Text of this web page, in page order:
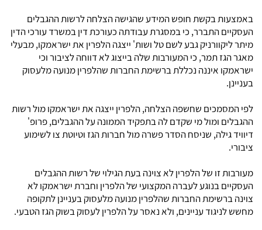
באמצעות בקשת חופש המידע שהגישה הצלחה לרשות ההגבלים
העסקיים התברר, כי במסגרת עבודתה כעורכת דין במשרד עורכי הדין
מיתר ליקוורניק גבע לשם טל ושות' ייצגה הלפרין את ישראמקו, מבעלי
מאגר הגז תמר, כי המעורבות שלה בייצוג לא דווחה לציבור וכי
ישראמקו איננה נכללת ברשימת החברות שהלפרין מנועה מלעסוק
בעניינן.
לפי המסמכים שחשפה הצלחה, הלפרין ייצגה את ישראמקו מול רשות
ההגבלים ומול מי שקדם לה בתפקיד הממונה על ההגבלים, פרופ'
דיוויד גילה, שניסח הסדר פשרה מול חברות הגז וטיוטת צו לשימוע
ציבורי.
מעורבות זו של הלפרין לא צוינה בעת הגילוי של רשות ההגבלים
העסקיים בנוגע לעברה המקצועי של הלפרין וחברת ישראמקו לא
צוינה ברשימת החברות שהלפרין מנועה מלעסוק בעניינן לתקופה
מחשש לניגוד עניינים, ולא נאסר על הלפרין לעסוק בשוק הגז הטבעי.